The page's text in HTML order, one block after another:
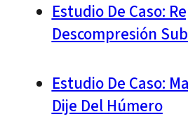
Estudio De Caso:
Descompresión
Estudio De Caso:
Dije Del Húmero